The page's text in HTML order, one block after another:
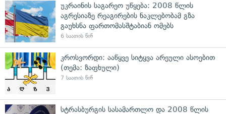
უკრაინის საგარეო უწყება: 2008 წლის
აგრესიაზე რეაგირების ნაკლებობამ გზა
გაუხსნა ფართომასშტაბიან ომებს
6 საათის წინ
კროსვორდი: ააწყვე სიტყვა არეული ასოებით
(თემა: ზაფხული)
7 საათის წინ
სტრასბურგის სასამართლო და 2008 წლის